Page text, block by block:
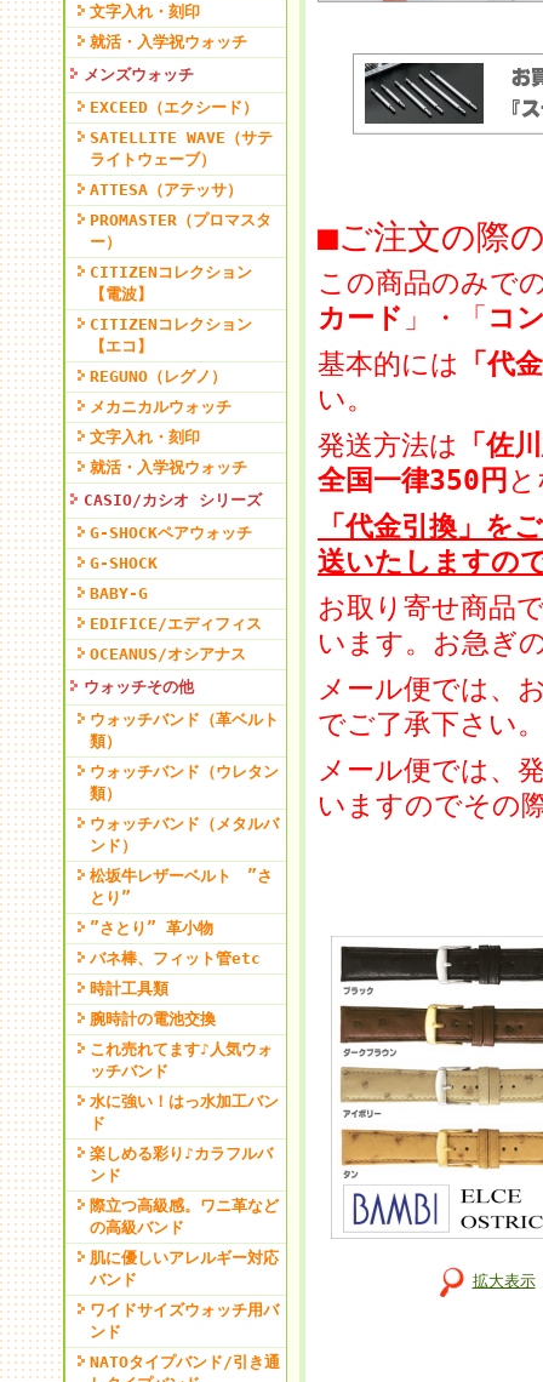
文字入れ・刻印
就活・入学祝ウォッチ
メンズウォッチ
EXCEED（エクシード）
SATELLITE WAVE（サテ
ライトウェーブ）
ATTESA（アテッサ）
PROMASTER（プロマスタ
ー）
CITIZENコレクション
【電波】
CITIZENコレクション
【エコ】
REGUNO（レグノ）
メカニカルウォッチ
文字入れ・刻印
就活・入学祝ウォッチ
CASIO/カシオ シリーズ
G-SHOCKペアウォッチ
G-SHOCK
BABY-G
EDIFICE/エディフィス
OCEANUS/オシアナス
ウォッチその他
ウォッチバンド（革ベルト
類）
ウォッチバンド（ウレタン
類）
ウォッチバンド（メタルバ
ンド）
松坂牛レザーベルト ”さ
とり”
”さとり” 革小物
バネ棒、フィット管etc
時計工具類
腕時計の電池交換
これ売れてます♪人気ウォ
ッチバンド
水に強い！はっ水加工バン
ド
楽しめる彩り♪カラフルバ
ンド
際立つ高級感。ワニ革など
の高級バンド
肌に優しいアレルギー対応
バンド
ワイドサイズウォッチ用バ
ンド
NATOタイプバンド/引き通
■ご注文の際
この商品のみで
カード 」・「コ
基本的には
「代
い。
発送方法は
「佐
全国一律350円
「代金引換」を
送いたしますの
お取り寄せ商品
います。お急ぎ
メール便では、
でご了承下さい
メール便では、
いますのでその
拡大表示